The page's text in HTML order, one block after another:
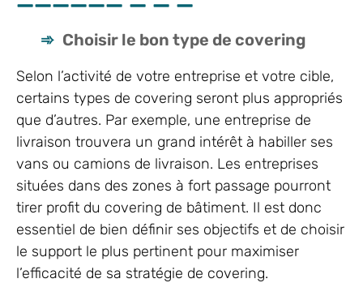
Choisir le bon type de covering
Selon l’activité de votre entreprise et votre cible,
certains types de covering seront plus appropriés
que d’autres. Par exemple, une entreprise de
livraison trouvera un grand intérêt à habiller ses
vans ou camions de livraison. Les entreprises
situées dans des zones à fort passage pourront
tirer profit du covering de bâtiment. Il est donc
essentiel de bien définir ses objectifs et de choisir
le support le plus pertinent pour maximiser
l’efficacité de sa stratégie de covering.